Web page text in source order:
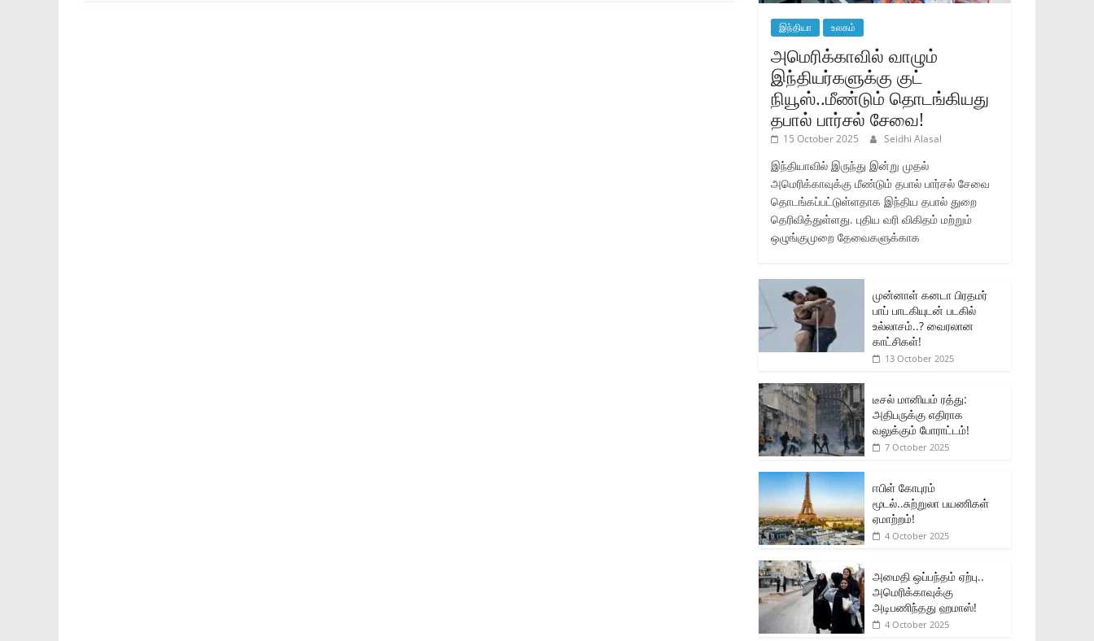
இந்தியா உலகம்
அமெரிக்காவில் வாழும்
இந்தியர்களுக்கு குட்
நியூஸ்..மீண்டும் தொடங்கியது
தபால் பார்சல் சேவை!
15 October 2025 Seidhi Alasal
இந்தியாவில் இருந்து இன்று முதல்
அமெரிக்காவுக்கு மீண்டும் தபால் பார்சல் சேவை
தொடங்கப்பட்டுள்ளதாக இந்திய தபால் துறை
தெரிவித்துள்ளது. புதிய வரி விகிதம் மற்றும்
ஒழுங்குமுறை தேவைகளுக்காக
முன்னாள் கனடா பிரதமர்
பாப் பாடகியுடன் படகில்
உல்லாசம்..? வைரலான
காட்சிகள்!
13 October 2025
டீசல் மானியம் ரத்து:
அதிபருக்கு எதிராக
வலுக்கும் போராட்டம்!
7 October 2025
ஈபிள் கோபுரம்
மூடல்..சுற்றுலா பயணிகள்
ஏமாற்றம்!
4 October 2025
அமைதி ஒப்பந்தம் ஏற்பு..
அமெரிக்காவுக்கு
அடிபணிந்தது ஹமாஸ்!
4 October 2025